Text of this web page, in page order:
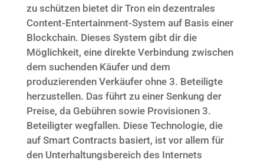
zu schützen bietet dir Tron ein dezentrales
Content-Entertainment-System auf Basis einer
Blockchain. Dieses System gibt dir die
Möglichkeit, eine direkte Verbindung zwischen
dem suchenden Käufer und dem
produzierenden Verkäufer ohne 3. Beteiligte
herzustellen. Das führt zu einer Senkung der
Preise, da Gebühren sowie Provisionen 3.
Beteiligter wegfallen. Diese Technologie, die
auf Smart Contracts basiert, ist vor allem für
den Unterhaltungsbereich des Internets